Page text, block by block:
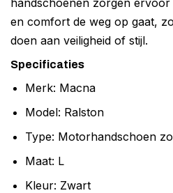
en comfort de weg op gaat,
doen aan veiligheid of stijl.
Specificaties
Merk: Macna
Model: Ralston
Type: Motorhandschoen
Maat: L
Kleur: Zwart